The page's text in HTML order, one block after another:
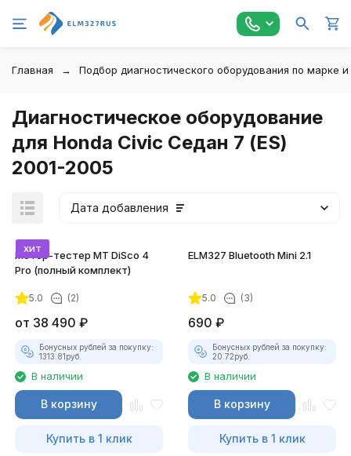
Главная Подбор диагностического оборудования по марке
Диагностическое оборудование
для Honda Civic Седан 7 (ES)
2001-2005
Дата добавления
хит
Мотор-тестер MT DiSco 4
Pro (полный комплект)
5.0 (2)
от 38 490 ₽
Бонусных рублей за покупку:
1313.81руб.
В наличии
В корзину
Купить в 1 клик
ELM327 Bluetooth Mini 2.1
5.0 (3)
690 ₽
Бонусных рублей за покупку:
20.72руб.
В наличии
В корзину
Купить в 1 клик